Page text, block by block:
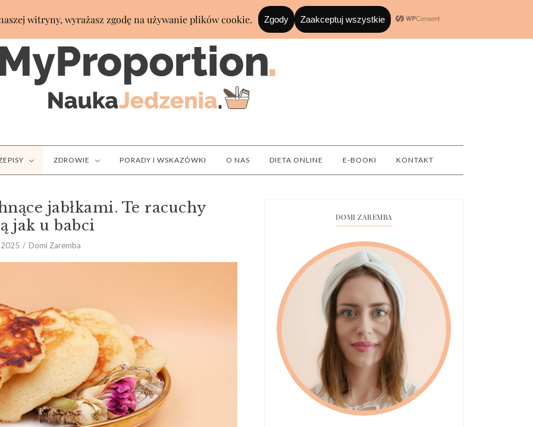
ZDROWIE PORADY I WSKAZÓWKI O NAS DIETA ONLINE E-BOOKI KONTAKT
jabłkami. Te racuchy
jak u babci
Domi Zaremba
DOMI ZAREMBA